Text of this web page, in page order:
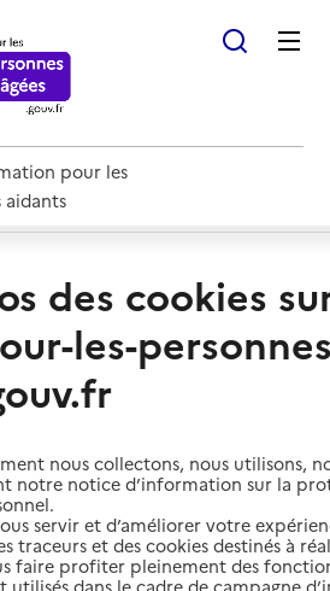
pour les
aidants
aux personnes âgées par
sur-Claise
Solidarité
de l'annuaire
de la
des cookies
les-
nous collectons, nous utilisons,
notre notice d’information sur la
servir et d’améliorer votre
traceurs et des cookies destinés à
faire profiter pleinement des